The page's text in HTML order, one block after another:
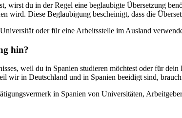
wirst du in der Regel eine beglaubigte Übersetzung
wird. Diese Beglaubigung bescheinigt, dass die
oder für eine Arbeitsstelle im Ausland
hin?
weil du in Spanien studieren möchtest oder für
wir in Deutschland und in Spanien beeidigt sind,
in Spanien von Universitäten,